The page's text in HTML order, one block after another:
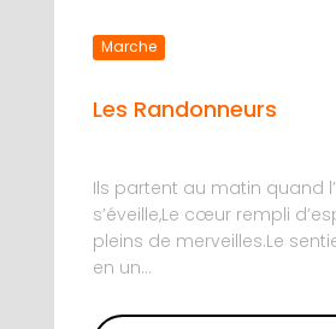
Marche
Les Randonneurs
Ils partent au matin quand
s’éveille,Le cœur rempli
pleins de merveilles.Le
en un...